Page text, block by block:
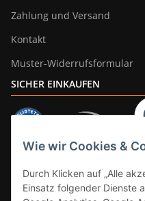
Wie wir Cookies &
Durch Klicken auf „Alle
Einsatz folgender Dienste
Zahlung und Versand
Kontakt
Muster-Widerrufsformular
SICHER EINKAUFEN